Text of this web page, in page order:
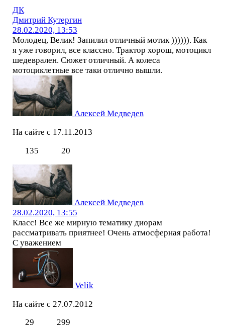
ДК
Дмитрий Кутергин
28.02.2020, 13:53
Молодец, Велик! Запилил отличный мотик )))))). Как
я уже говорил, все классно. Трактор хорош, мотоцикл
шедеврален. Сюжет отличный. А колеса
мотоциклетные все таки отлично вышли.
Алексей Медведев
На сайте с 17.11.2013
135
20
Алексей Медведев
28.02.2020, 13:55
Класс! Все же мирную тематику диорам
рассматривать приятнее! Очень атмосферная работа!
С уважением
Velik
На сайте с 27.07.2012
29
299